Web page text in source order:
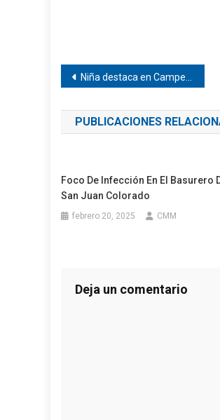
Navegación
de
entradas
Niña destaca en Campeonato de Taekwondo
PUBLICACIONES
Foco De Infección En El Basurero
San Juan Colorado
febrero 20, 2025 CMM
Deja un comentario